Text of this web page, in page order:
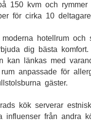
150 kvm och rymmer
för cirka 10
hotellrum och
dig bästa komfort.
kan länkas med
anpassade för
gäster.
kök serverar
influenser från andra